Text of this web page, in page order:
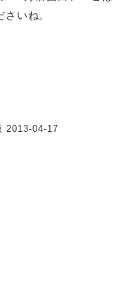
いね。
2013-04-17